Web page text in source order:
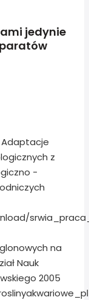
jedynie
Adaptacje
z
-
na
Nauk
2005